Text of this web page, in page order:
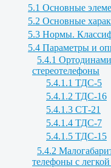
5.1 Основные
5.2 Основные
5.3 Нормы.
5.4 Параметры и
5.4.1
стереотелефоны
5.4.1.1 ТДС-5
5.4.1.2 ТДС-16
5.4.1.3 СТ-21
5.4.1.4 ТДС-7
5.4.1.5 ТДС-15
5.4.2
телефоны с